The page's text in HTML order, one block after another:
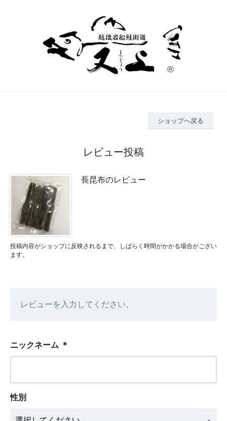
ショップへ戻る
レビュー投稿
長昆布のレビュー
投稿内容がショップに反映されるまで、しばらく時間がかかる場合がござい
ます。
レビューを入力してください。
ニックネーム ＊
性別